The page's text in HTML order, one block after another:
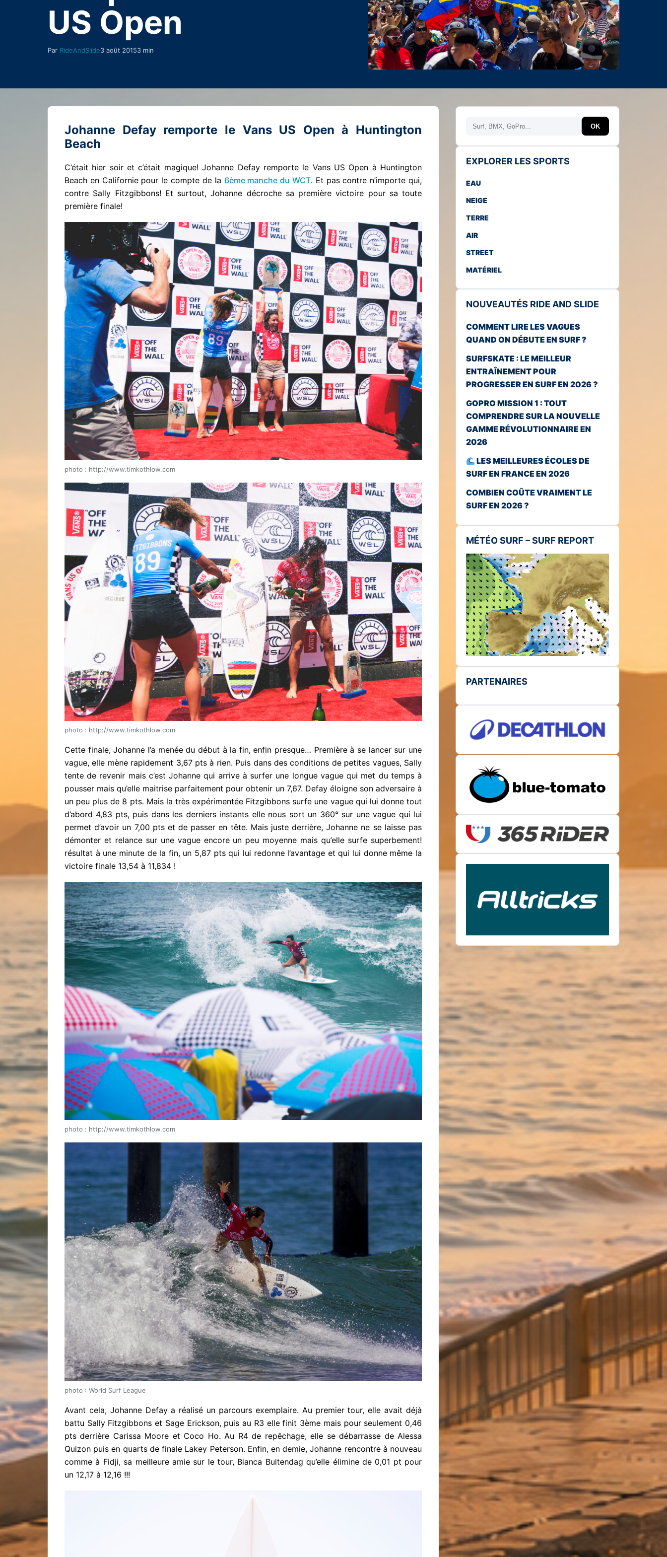
US Open
Par RideAndSlide3 août 20153 min
Johanne Defay remporte le Vans US Open à Huntington
Beach
C’était hier soir et c’était magique! Johanne Defay remporte le Vans US Open à Huntington
Beach en Californie pour le compte de la 6ème manche du WCT. Et pas contre n’importe qui,
contre Sally Fitzgibbons! Et surtout, Johanne décroche sa première victoire pour sa toute
première finale!
photo : http://www.timkothlow.com
photo : http://www.timkothlow.com
Cette finale, Johanne l’a menée du début à la fin, enfin presque… Première à se lancer sur une
vague, elle mène rapidement 3,67 pts à rien. Puis dans des conditions de petites vagues, Sally
tente de revenir mais c’est Johanne qui arrive à surfer une longue vague qui met du temps à
pousser mais qu’elle maitrise parfaitement pour obtenir un 7,67. Defay éloigne son adversaire à
un peu plus de 8 pts. Mais la très expérimentée Fitzgibbons surfe une vague qui lui donne tout
d’abord 4,83 pts, puis dans les derniers instants elle nous sort un 360° sur une vague qui lui
permet d’avoir un 7,00 pts et de passer en tête. Mais juste derrière, Johanne ne se laisse pas
démonter et relance sur une vague encore un peu moyenne mais qu’elle surfe superbement!
résultat à une minute de la fin, un 5,87 pts qui lui redonne l’avantage et qui lui donne même la
victoire finale 13,54 à 11,834 !
photo : http://www.timkothlow.com
photo : World Surf League
Avant cela, Johanne Defay a réalisé un parcours exemplaire. Au premier tour, elle avait déjà
battu Sally Fitzgibbons et Sage Erickson, puis au R3 elle finit 3ème mais pour seulement 0,46
pts derrière Carissa Moore et Coco Ho. Au R4 de repêchage, elle se débarrasse de Alessa
Quizon puis en quarts de finale Lakey Peterson. Enfin, en demie, Johanne rencontre à nouveau
comme à Fidji, sa meilleure amie sur le tour, Bianca Buitendag qu’elle élimine de 0,01 pt pour
un 12,17 à 12,16 !!!
Rechercher OK
EXPLORER LES SPORTS
EAU
NEIGE
TERRE
AIR
STREET
MATÉRIEL
NOUVEAUTÉS RIDE AND SLIDE
COMMENT LIRE LES VAGUES
QUAND ON DÉBUTE EN SURF ?
SURFSKATE : LE MEILLEUR
ENTRAÎNEMENT POUR
PROGRESSER EN SURF EN 2026 ?
GOPRO MISSION 1 : TOUT
COMPRENDRE SUR LA NOUVELLE
GAMME RÉVOLUTIONNAIRE EN
2026
LES MEILLEURES ÉCOLES DE
SURF EN FRANCE EN 2026
COMBIEN COÛTE VRAIMENT LE
SURF EN 2026 ?
MÉTÉO SURF – SURF REPORT
PARTENAIRES